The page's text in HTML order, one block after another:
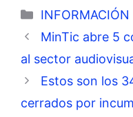
Categorías
INFORMACIÓN
MinTic abre 5
al sector
Estos son los
cerrados por